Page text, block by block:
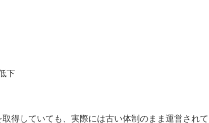
下
得していても、実際には古い体制のまま運営されて